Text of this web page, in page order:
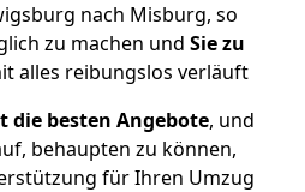
nach Misburg, so
zu machen und Sie zu
alles reibungslos verläuft
die besten Angebote, und
behaupten zu können,
für Ihren Umzug